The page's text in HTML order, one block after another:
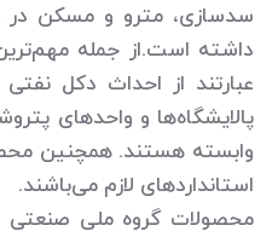
سدسازی، مترو و مسکن در
عبارتند از احداث دکل
پالایشگاه‌ها و واحد‌های
وابسته هستند. همچنین
استانداردهای لازم می‌باشند.
محصولات گروه ملی صنعتی